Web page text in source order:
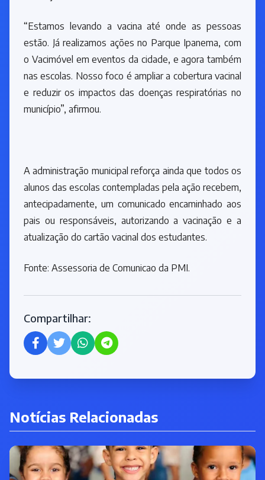
“Estamos levando a vacina até onde as pessoas
estão. Já realizamos ações no Parque Ipanema, com
o Vacimóvel em eventos da cidade, e agora também
nas escolas. Nosso foco é ampliar a cobertura vacinal
e reduzir os impactos das doenças respiratórias no
município”, afirmou.
A administração municipal reforça ainda que todos os
alunos das escolas contempladas pela ação recebem,
antecipadamente, um comunicado encaminhado aos
pais ou responsáveis, autorizando a vacinação e a
atualização do cartão vacinal dos estudantes.
Fonte: Assessoria de Comunicao da PMI.
Compartilhar:
Notícias Relacionadas